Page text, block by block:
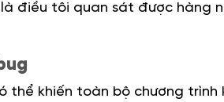
điều tôi quan sát được hàng
thể khiến toàn bộ chương trình